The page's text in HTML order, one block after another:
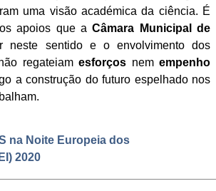
uma visão académica da ciência. É
apoios que aCâmara Municipal de
neste sentido e o envolvimento dos
regateiam esforços nem empenho
a construção do futuro espelhado nos
na Noite Europeia dos
2020